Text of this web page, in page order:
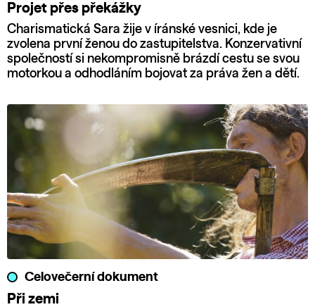
Projet přes překážky
Charismatická Sara žije v íránské vesnici, kde je
zvolena první ženou do zastupitelstva. Konzervativní
společností si nekompromisně brázdí cestu se svou
motorkou a odhodláním bojovat za práva žen a dětí.
Celovečerní dokument
Při zemi